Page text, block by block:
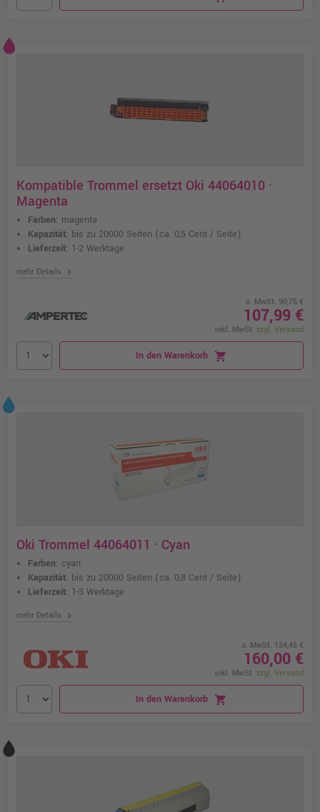
Kompatible Trommel ersetzt Oki 44064010 ·
Magenta
Farben: magenta
Kapazität: bis zu 20000 Seiten (ca. 0,5 Cent / Seite)
Lieferzeit: 1-2 Werktage
mehr Details chevron_right
o. MwSt. 90,75 €
107,99 €
inkl. MwSt. zzgl. Versand
In den Warenkorb shopping_cart
Oki Trommel 44064011 · Cyan
Farben: cyan
Kapazität: bis zu 20000 Seiten (ca. 0,8 Cent / Seite)
Lieferzeit: 1-3 Werktage
mehr Details chevron_right
o. MwSt. 134,45 €
160,00 €
inkl. MwSt. zzgl. Versand
In den Warenkorb shopping_cart